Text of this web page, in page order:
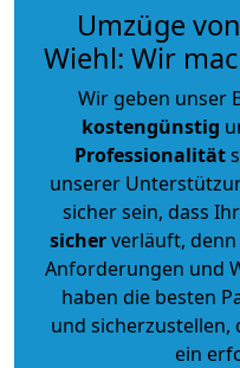
Umzüge
Wiehl: Wir
Wir geben unser
kostengünstig
Professionalität
unserer
sicher sein, dass
sicherverläuft, denn
Anforderungen und
haben die besten
und sicherzustellen,
ein